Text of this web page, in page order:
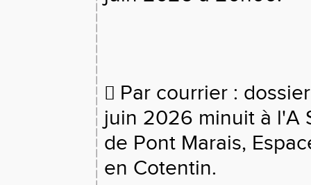
 Par courrier :
juin 2026 minuit à l'A
de Pont Marais,
en Cotentin.